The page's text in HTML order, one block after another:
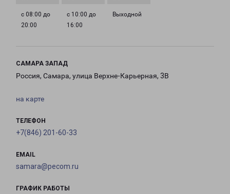
с 08:00 до
20:00
с 10:00 до
16:00
Выходной
САМАРА ЗАПАД
Россия, Самара, улица Верхне-Карьерная, 3В
на карте
ТЕЛЕФОН
+7(846) 201-60-33
EMAIL
samara@pecom.ru
ГРАФИК РАБОТЫ